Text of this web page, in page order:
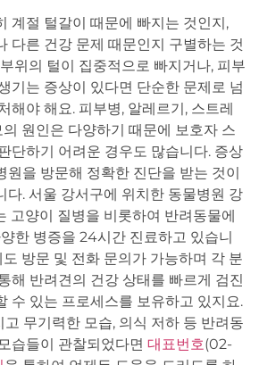
계절 털갈이 때문에 빠지는 것인지,
다른 건강 문제 때문인지 구별하는 것
위의 털이 집중적으로 빠지거나, 피부
기는 증상이 있다면 단순한 문제로 넘
해야 해요. 피부병, 알레르기, 스트레
원인은 다양하기 때문에 보호자 스
단하기 어려운 경우도 많습니다. 증상
원을 방문해 정확한 진단을 받는 것이
다. 서울 강서구에 위치한 동물병원 강
고양이 질병을 비롯하여 반려동물에
한 병증을 24시간 진료하고 있습니
방문 및 전화 문의가 가능하며 각 분
해 반려견의 건강 상태를 빠르게 검진
수 있는 프로세스를 보유하고 있지요.
고 무기력한 모습, 의식 저하 등 반려동
습들이 관찰되었다면 대표번호(02-